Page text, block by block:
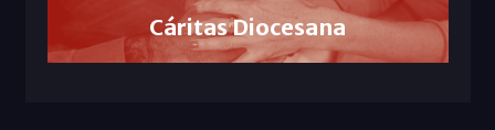
Cáritas Diocesana